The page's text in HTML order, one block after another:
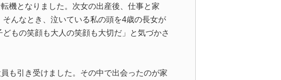
機となりました。次女の出産後、仕事と家
んなとき、泣いている私の頭を4歳の長女が
もの笑顔も大人の笑顔も大切だ」と気づかさ
も引き受けました。その中で出会ったのが家